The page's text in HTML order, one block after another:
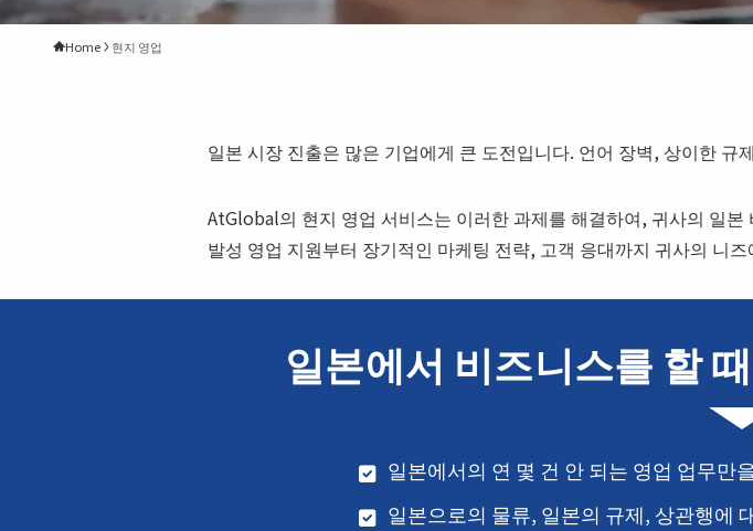
Home 현지 영업
일본 시장 진출은 많은 기업에게 큰 도전입니다. 언어 장벽, 상이한
AtGlobal의 현지 영업 서비스는 이러한 과제를 해결하여, 귀사의 일
발성 영업 지원부터 장기적인 마케팅 전략, 고객 응대까지 귀사의 니
일본에서 비즈니스를 할
일본에서의 연 몇 건 안 되는 영업 업무
일본으로의 물류, 일본의 규제, 상관행에